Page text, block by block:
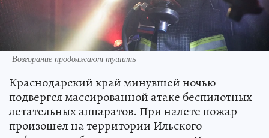
Возгорание продолжают тушить
Краснодарский край минувшей ночью
подвергся массированной атаке беспилотных
летательных аппаратов. При налете пожар
произошел на территории Ильского